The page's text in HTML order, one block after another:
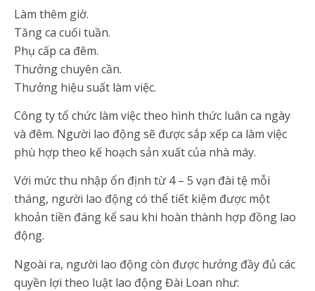
Làm thêm giờ.
Tăng ca cuối tuần.
Phụ cấp ca đêm.
Thưởng chuyên cần.
Thưởng hiệu suất làm việc.
Công ty tổ chức làm việc theo hình thức luân ca ngày
và đêm. Người lao động sẽ được sắp xếp ca làm việc
phù hợp theo kế hoạch sản xuất của nhà máy.
Với mức thu nhập ổn định từ 4 – 5 vạn đài tệ mỗi
tháng, người lao động có thể tiết kiệm được một
khoản tiền đáng kể sau khi hoàn thành hợp đồng lao
động.
Ngoài ra, người lao động còn được hưởng đầy đủ các
quyền lợi theo luật lao động Đài Loan như: